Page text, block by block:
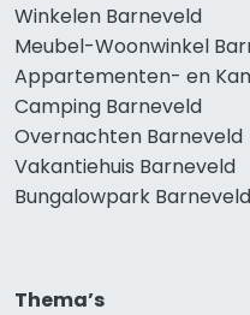
Winkelen Barneveld
Meubel-Woonwinkel
Appartementen- en
Camping Barneveld
Overnachten Barneveld
Vakantiehuis Barneveld
Bungalowpark Barneveld
Thema’s